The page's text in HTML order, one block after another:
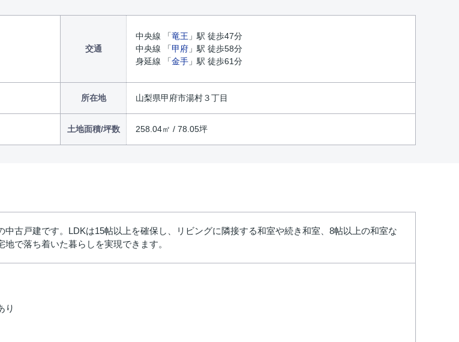
交通
中央線 「竜王 」駅 徒歩47分
中央線 「甲府 」駅 徒歩58分
身延線 「金手 」駅 徒歩61分
所在地 山梨県甲府市湯村３丁目
土地面積/坪数 258.04㎡ / 78.05坪
古戸建です。LDKは15帖以上を確保し、リビングに隣接する和室や続き和室、8帖以上の和室な
で落ち着いた暮らしを実現できます。
り